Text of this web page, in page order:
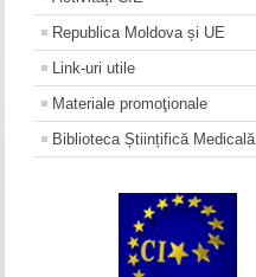
Republica Moldova și UE
Link-uri utile
Materiale promoţionale
Biblioteca Științifică Medicală